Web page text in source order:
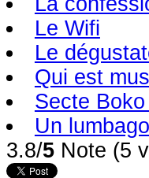
Le Wifi
Le
Qui est
Secte
Un lumbago
3.8/5 Note (5